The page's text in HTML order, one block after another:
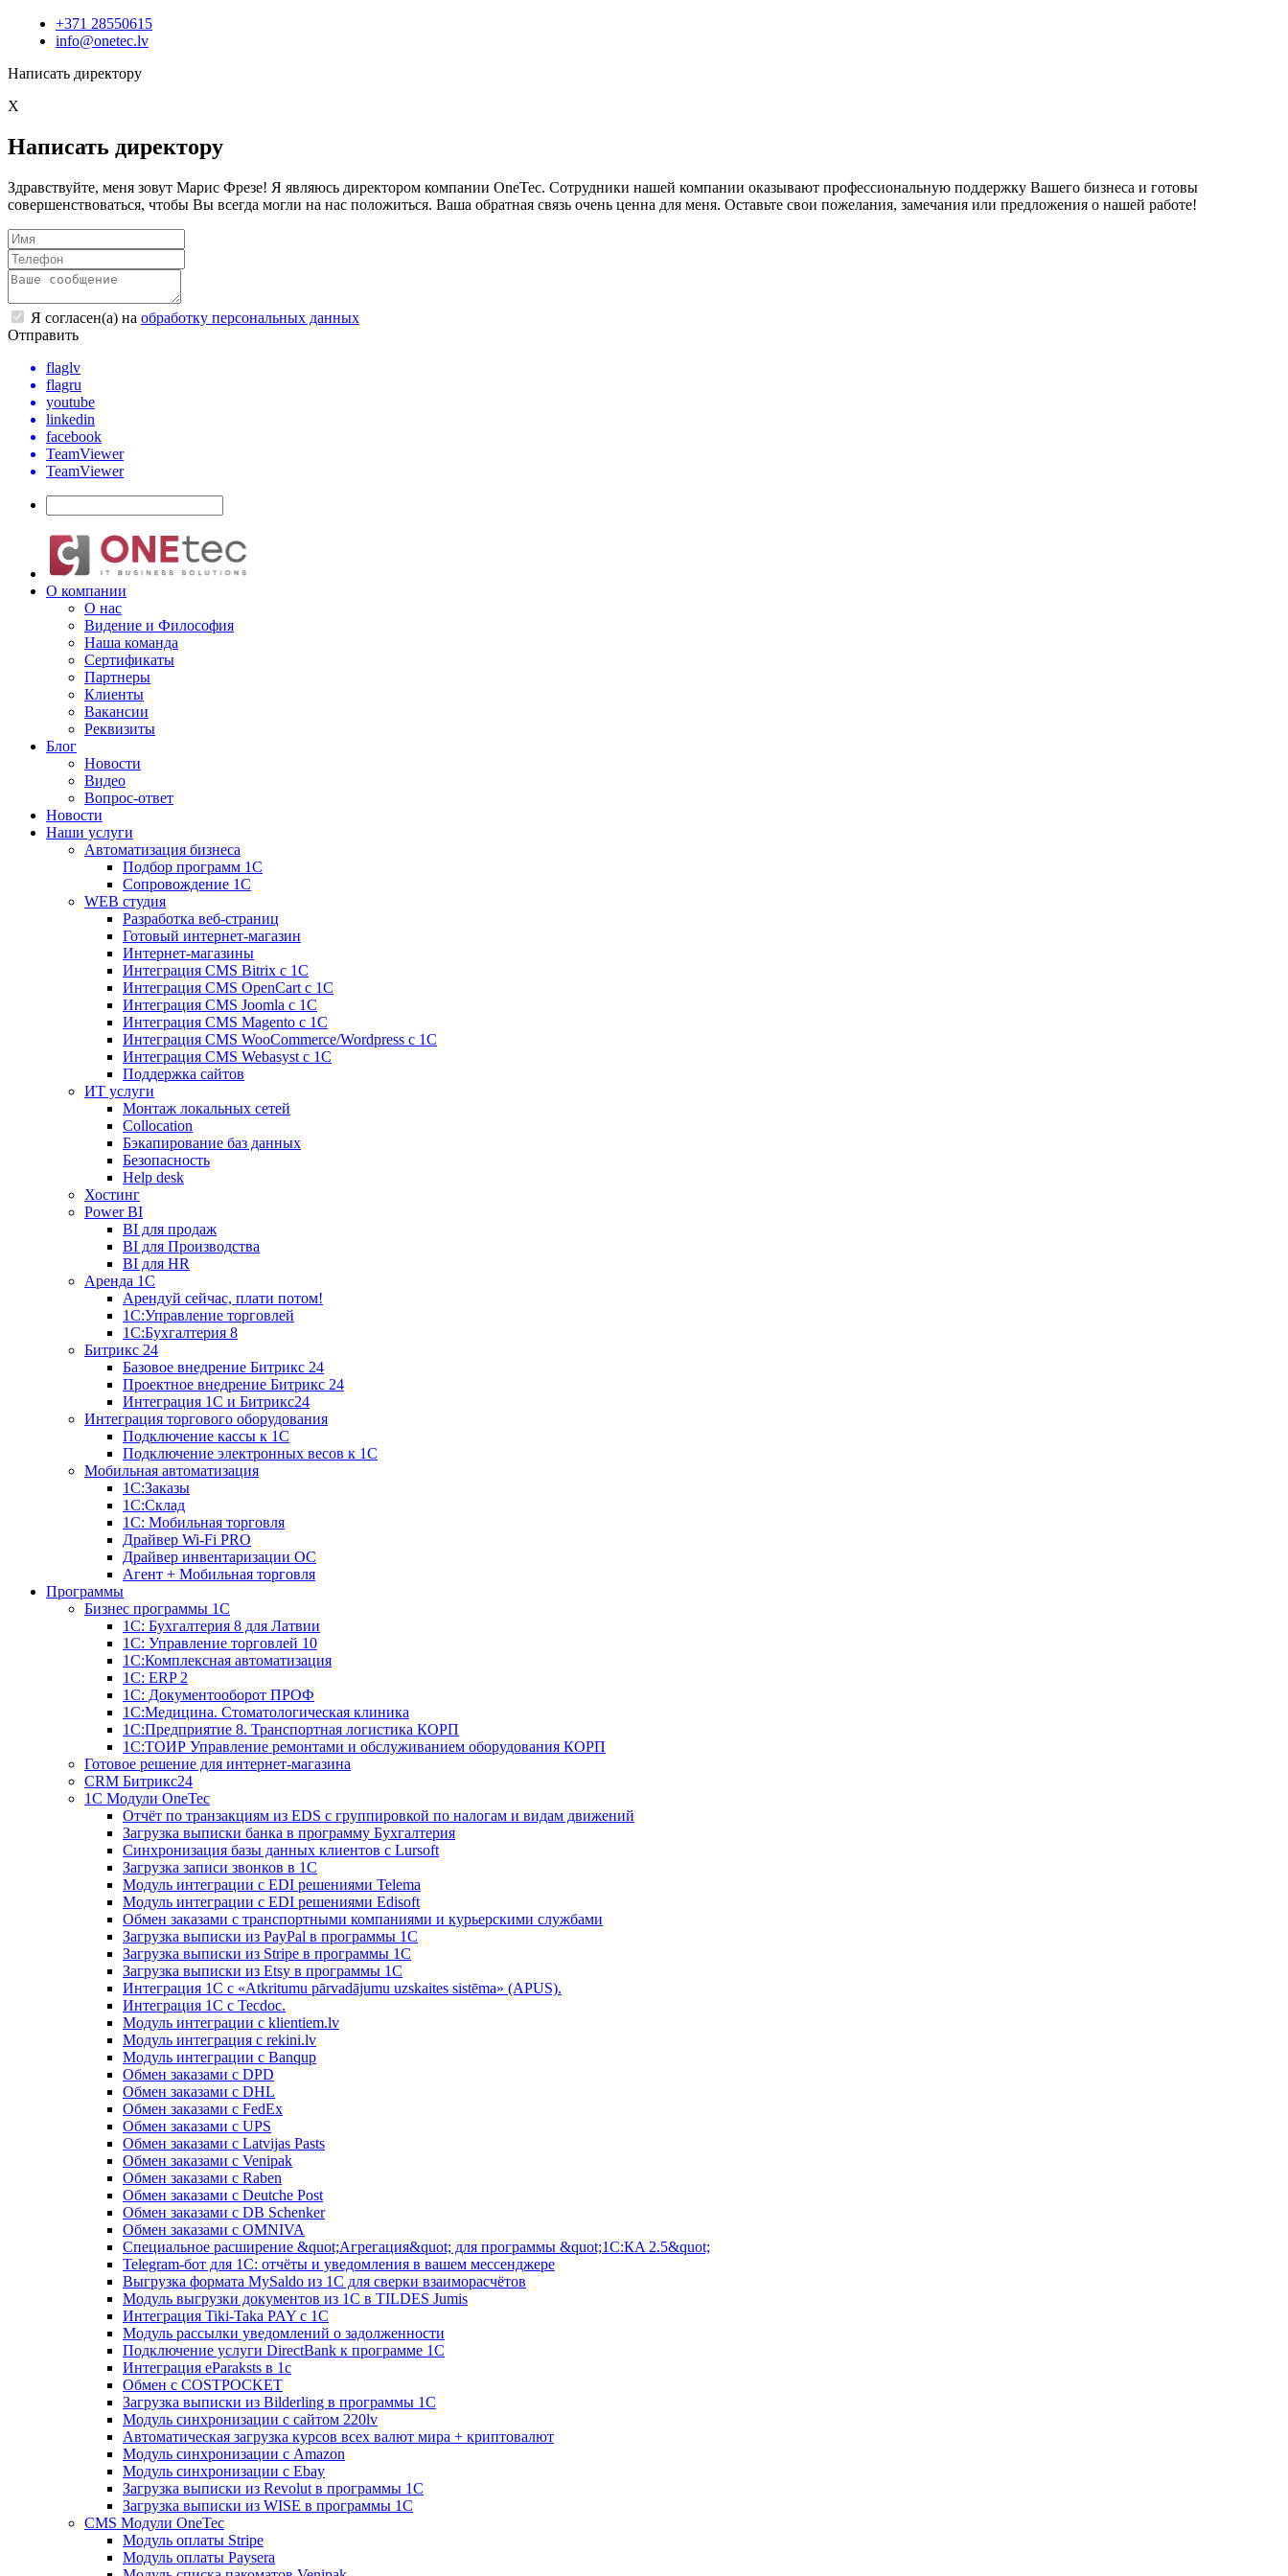
+371 28550615
info@onetec.lv
Написать директору
X
Написать директору
Здравствуйте, меня зовут Марис Фрезе! Я являюсь директором компании OneTec. Сотрудники нашей компании оказывают профессиональную поддержку Вашего бизнеса и готовы
совершенствоваться, чтобы Вы всегда могли на нас положиться. Ваша обратная связь очень ценна для меня. Оставьте свои пожелания, замечания или предложения о нашей работе!
Я согласен(а) на обработку персональных данных
Отправить
flaglv
flagru
youtube
linkedin
facebook
TeamViewer
TeamViewer
О компании
О нас
Видение и Философия
Наша команда
Сертификаты
Партнеры
Клиенты
Вакансии
Реквизиты
Блог
Новости
Видео
Вопрос-ответ
Новости
Наши услуги
Автоматизация бизнеса
Подбор программ 1С
Сопровождение 1С
WEB студия
Разработка веб-страниц
Готовый интернет-магазин
Интернет-магазины
Интеграция CMS Bitrix с 1С
Интеграция CMS OpenCart с 1С
Интеграция CMS Joomla с 1С
Интеграция CMS Magento с 1С
Интеграция CMS WooCommerce/Wordpress с 1С
Интеграция CMS Webasyst с 1С
Поддержка сайтов
ИТ услуги
Монтаж локальных сетей
Collocation
Бэкапирование баз данных
Безопасность
Help desk
Хостинг
Power BI
BI для продаж
BI для Производства
BI для HR
Аренда 1C
Арендуй сейчас, плати потом!
1С:Управление торговлей
1С:Бухгалтерия 8
Битрикс 24
Базовое внедрение Битрикс 24
Проектное внедрение Битрикс 24
Интеграция 1С и Битрикс24
Интеграция торгового оборудования
Подключение кассы к 1С
Подключение электронных весов к 1С
Мобильная автоматизация
1С:Заказы
1С:Склад
1С: Мобильная торговля
Драйвер Wi-Fi PRO
Драйвер инвентаризации ОС
Агент + Мобильная торговля
Программы
Бизнес программы 1С
1С: Бухгалтерия 8 для Латвии
1С: Управление торговлей 10
1C:Комплексная автоматизация
1С: ERP 2
1С: Документооборот ПРОФ
1С:Медицина. Стоматологическая клиника
1С:Предприятие 8. Транспортная логистика КОРП
1С:ТОИР Управление ремонтами и обслуживанием оборудования КОРП
Готовое решение для интернет-магазина
CRM Битрикс24
1C Модули OneTec
Отчёт по транзакциям из EDS с группировкой по налогам и видам движений
Загрузка выписки банка в программу Бухгалтерия
Синхронизация базы данных клиентов с Lursoft
Загрузка записи звонков в 1С
Модуль интеграции с EDI решениями Telema
Модуль интеграции с EDI решениями Edisoft
Обмен заказами с транспортными компаниями и курьерскими службами
Загрузка выписки из PayPal в программы 1C
Загрузка выписки из Stripe в программы 1C
Загрузка выписки из Etsy в программы 1C
Интеграция 1С с «Atkritumu pārvadājumu uzskaites sistēma» (APUS).
Интеграция 1С с Tecdoc.
Модуль интеграции с klientiem.lv
Модуль интеграция с rekini.lv
Модуль интеграции с Banqup
Обмен заказами с DPD
Обмен заказами с DHL
Обмен заказами с FedEx
Обмен заказами с UPS
Обмен заказами с Latvijas Pasts
Обмен заказами с Venipak
Обмен заказами с Raben
Обмен заказами с Deutche Post
Обмен заказами с DB Schenker
Обмен заказами с OMNIVA
Специальное расширение &quot;Агрегация&quot; для программы &quot;1С:КA 2.5&quot;
Telegram-бот для 1С: отчёты и уведомления в вашем мессенджере
Выгрузка формата MySaldo из 1C для сверки взаиморасчётов
Модуль выгрузки документов из 1С в TILDES Jumis
Интеграция Tiki-Taka PAY с 1С
Модуль рассылки уведомлений о задолженности
Подключение услуги DirectBank к программе 1С
Интеграция eParaksts в 1с
Обмен с COSTPOCKET
Загрузка выписки из Bilderling в программы 1C
Модуль синхронизации с сайтом 220lv
Автоматическая загрузка курсов всех валют мира + криптовалют
Модуль синхронизации с Amazon
Модуль синхронизации с Ebay
Загрузка выписки из Revolut в программы 1C
Загрузка выписки из WISE в программы 1C
CMS Модули OneTec
Модуль оплаты Stripe
Модуль оплаты Paysera